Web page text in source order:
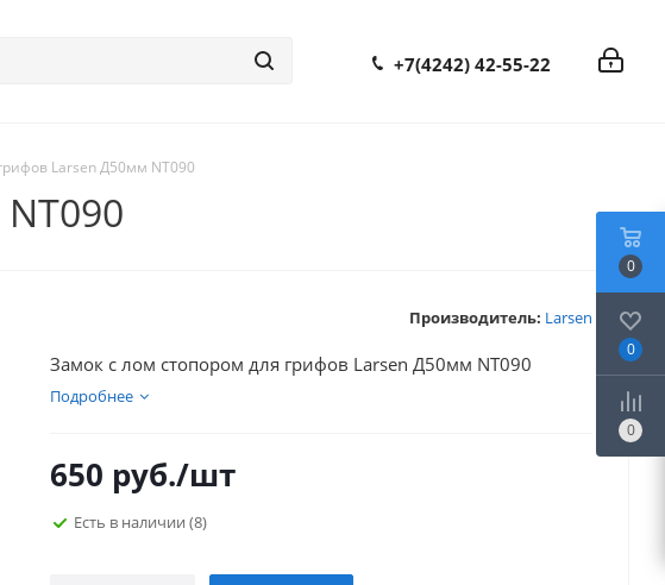
+7(4242) 42-55-22
Larsen Д50мм NT090
Производитель: Larsen
Замок с лом стопором для грифов Larsen Д50мм NT090
Подробнее
650 руб./шт
Есть в наличии (8)
0
0
0